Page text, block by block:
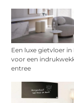
Een luxe gietvloer
voor een
entree